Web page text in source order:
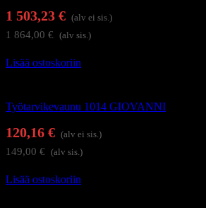
1 503,23 € (alv ei sis.)
1 864,00 € (alv sis.)
Lisää ostoskoriin
Työtarvikevaunu 1014 GIOVANNI
120,16 € (alv ei sis.)
149,00 € (alv sis.)
Lisää ostoskoriin